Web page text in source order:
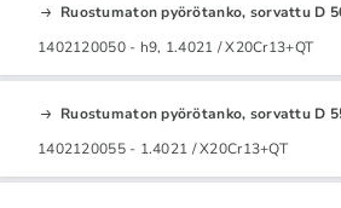
Ruostumaton pyörötanko, sorvattu D
1402120050 - h9, 1.4021 / X20Cr13+QT
Ruostumaton pyörötanko, sorvattu D
1402120055 - 1.4021 / X20Cr13+QT